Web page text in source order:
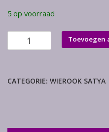
5 op voorraad
Meditation
(1
Toevoegen
CATEGORIE: WIEROOK SATYA